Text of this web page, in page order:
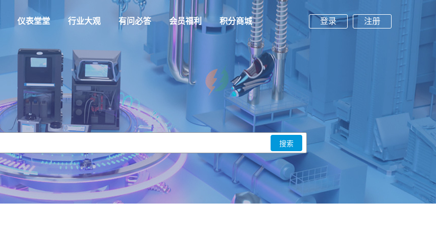
仪表堂堂 行业大观 有问必答 会员福利 积分商城 登录 注册
搜索